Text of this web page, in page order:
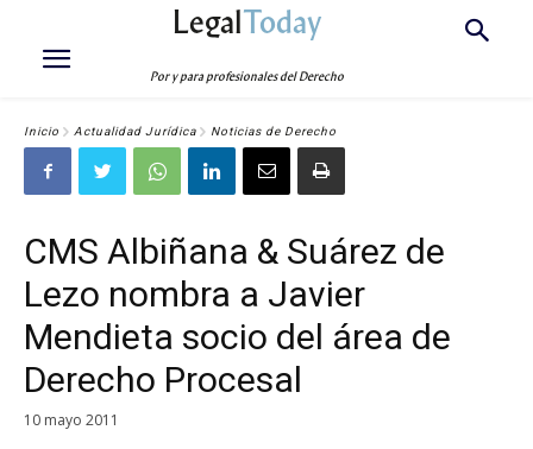
LegalToday
Por y para profesionales del Derecho
Inicio Actualidad Jurídica Noticias de Derecho
CMS Albiñana & Suárez de
Lezo nombra a Javier
Mendieta socio del área de
Derecho Procesal
10 mayo 2011